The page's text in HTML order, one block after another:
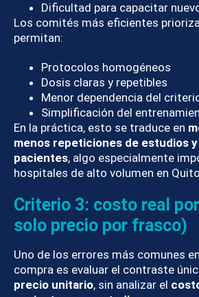
Dificultad para capacitar
Los comités más eficientes
permitan:
Protocolos homogéneos
Dosis claras y repetibles
Menor dependencia del
Simplificación del
En la práctica, esto se traduce en
menos repeticiones de estudios
pacientes, algo especialmente
hospitales de alto volumen en
Criterio 3: costo real
solo precio por frasco)
Uno de los errores más comunes
compra es evaluar el contraste
precio unitario, sin analizar el